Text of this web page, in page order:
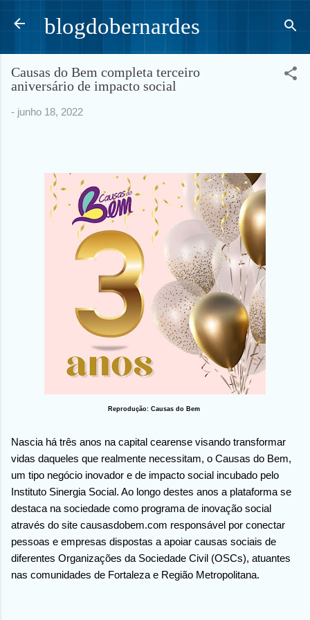
Pular para o conteúdo principal
blogdobernardes
Causas do Bem completa terceiro
aniversário de impacto social
- junho 18, 2022
Reprodução: Causas do Bem
Nascia há três anos na capital cearense visando transformar
vidas daqueles que realmente necessitam, o Causas do Bem,
um tipo negócio inovador e de impacto social incubado pelo
Instituto Sinergia Social. Ao longo destes anos a plataforma se
destaca na sociedade como programa de inovação social
através do site causasdobem.com responsável por conectar
pessoas e empresas dispostas a apoiar causas sociais de
diferentes Organizações da Sociedade Civil (OSCs), atuantes
nas comunidades de Fortaleza e Região Metropolitana.